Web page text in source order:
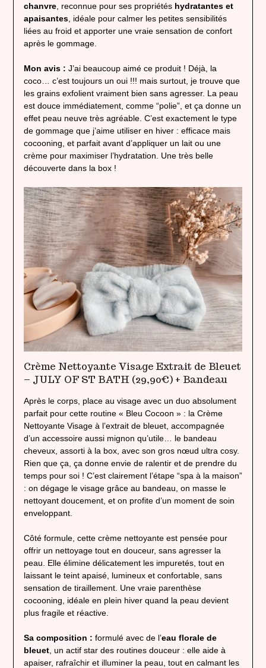
chanvre, reconnue pour ses propriétés hydratantes et
apaisantes, idéale pour calmer les petites sensibilités
liées au froid et apporter une vraie sensation de confort
après le gommage.
Mon avis : J’ai beaucoup aimé ce produit ! Déjà, la
coco… c’est toujours un oui !!! mais surtout, je trouve que
les grains exfolient vraiment bien sans agresser. La peau
est douce immédiatement, comme “polie”, et ça donne un
effet peau neuve très agréable. C’est exactement le type
de gommage que j’aime utiliser en hiver : efficace mais
cocooning, et parfait avant d’appliquer un lait ou une
crème pour maximiser l’hydratation. Une très belle
découverte dans la box !
Crème Nettoyante Visage Extrait de Bleuet
– JULY OF ST BATH (29,90€) + Bandeau
Après le corps, place au visage avec un duo absolument
parfait pour cette routine « Bleu Cocoon » : la Crème
Nettoyante Visage à l’extrait de bleuet, accompagnée
d’un accessoire aussi mignon qu’utile… le bandeau
cheveux, assorti à la box, avec son gros nœud ultra cosy.
Rien que ça, ça donne envie de ralentir et de prendre du
temps pour soi ! C’est clairement l’étape “spa à la maison”
: on dégage le visage grâce au bandeau, on masse le
nettoyant doucement, et on profite d’un moment de soin
enveloppant.
Côté formule, cette crème nettoyante est pensée pour
offrir un nettoyage tout en douceur, sans agresser la
peau. Elle élimine délicatement les impuretés, tout en
laissant le teint apaisé, lumineux et confortable, sans
sensation de tiraillement. Une vraie parenthèse
cocooning, idéale en plein hiver quand la peau devient
plus fragile et réactive.
Sa composition : formulé avec de l’eau florale de
bleuet, un actif star des routines douceur : elle aide à
apaiser, rafraîchir et illuminer la peau, tout en calmant les